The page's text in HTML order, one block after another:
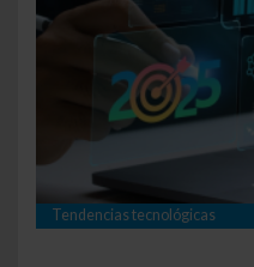
Tendencias tecnológicas